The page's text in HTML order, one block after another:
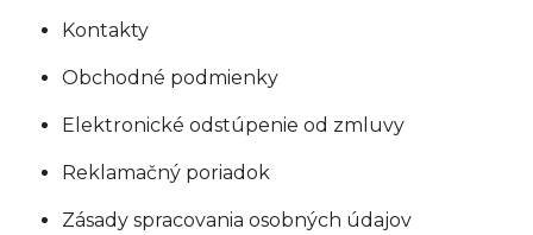
Kontakty
Obchodné podmienky
Elektronické odstúpenie od zmluvy
Reklamačný poriadok
Zásady spracovania osobných údajov